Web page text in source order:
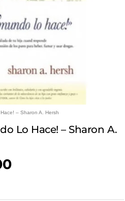
– Sharon A. Hersh
Lo Hace! – Sharon A.
Current